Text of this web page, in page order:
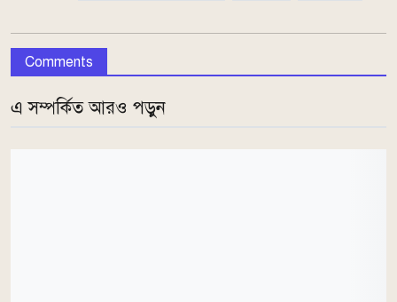
Comments
এ সম্পর্কিত আরও পড়ুন